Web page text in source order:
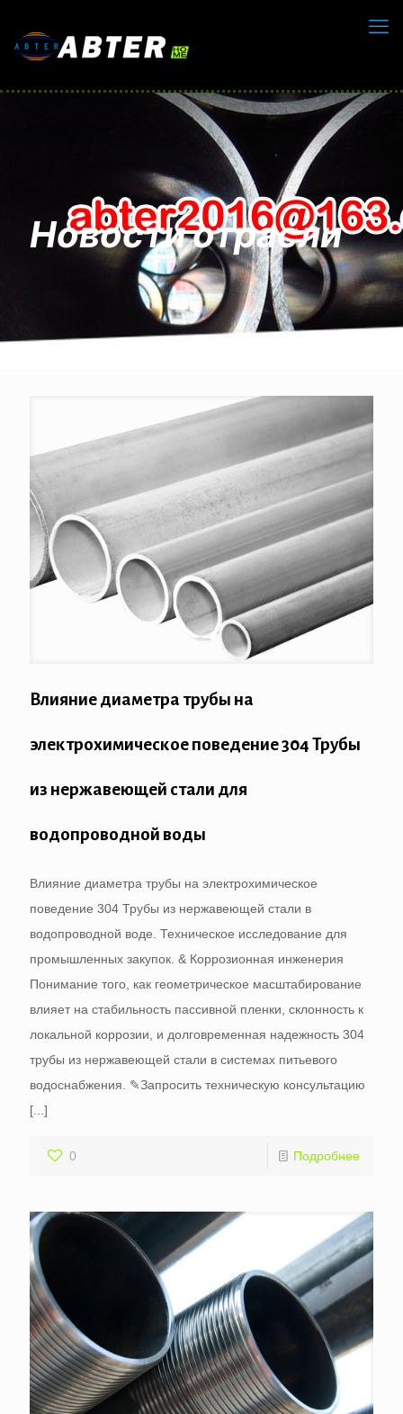
Новости отрасли
Влияние диаметра трубы на
электрохимическое поведение 304 Трубы
из нержавеющей стали для
водопроводной воды
Влияние диаметра трубы на электрохимическое
поведение 304 Трубы из нержавеющей стали в
водопроводной воде. Техническое исследование для
промышленных закупок. & Коррозионная инженерия
Понимание того, как геометрическое масштабирование
влияет на стабильность пассивной пленки, склонность к
локальной коррозии, и долговременная надежность 304
трубы из нержавеющей стали в системах питьевого
водоснабжения. ✎Запросить техническую консультацию
[...]
0 Подробнее